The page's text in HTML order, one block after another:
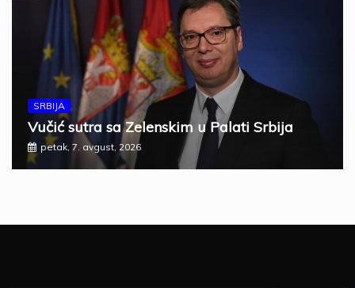
SRBIJA
Vučić sutra sa Zelenskim u Palati Srbija
petak, 7. avgust, 2026